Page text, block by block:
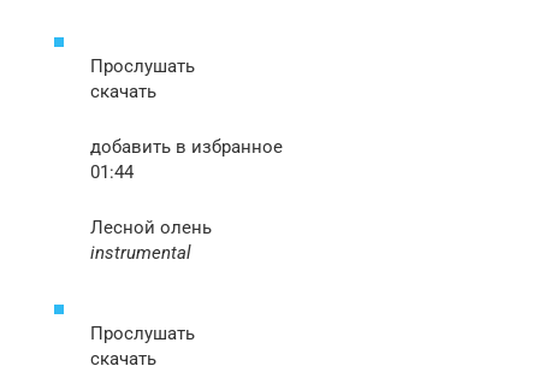
Прослушать
скачать
добавить в избранное
01:44
Лесной олень
instrumental
Прослушать
скачать